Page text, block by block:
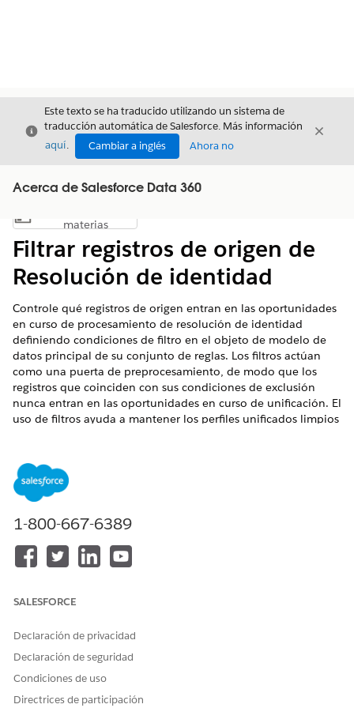
Cerrar
Este texto se ha traducido utilizando un sistema de
traducción automática de Salesforce. Más información
aquí. Cambiar a inglés Ahora no
Cerrar
Acerca de Salesforce Data 360
Mostrar índice de materias
materias
Filtrar registros de origen de
Resolución de identidad
Controle qué registros de origen entran en las oportunidades
en curso de procesamiento de resolución de identidad
definiendo condiciones de filtro en el objeto de modelo de
datos principal de su conjunto de reglas. Los filtros actúan
como una puerta de preprocesamiento, de modo que los
registros que coinciden con sus condiciones de exclusión
nunca entran en las oportunidades en curso de unificación. El
uso de filtros ayuda a mantener los perfiles unificados limpios
Los filtros están pensados para una segregación amplia a
nivel de partición. Se aplican al objeto de modelo de datos
principal de un conjunto de reglas y no están diseñados para
como los Id.
Casos de uso
incluye cuentas comerciales y de consumidor en el mismo
"B2B"a su conjunto de reglas B2B. Las cuentas
comerciales permanecen fuera de la unificación de
consumidores y las cuentas de consumidores permanecen
fuera de la unificación B2B.
Ejecute un conjunto de datos de muestra para probar
1-800-667-6389
SALESFORCE
Declaración de privacidad
Declaración de seguridad
Condiciones de uso
Directrices de participación